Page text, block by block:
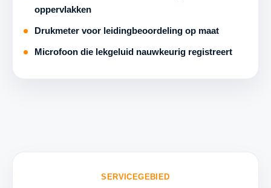
oppervlakken
Drukmeter voor leidingbeoordeling op maat
Microfoon die lekgeluid nauwkeurig registreert
SERVICEGEBIED